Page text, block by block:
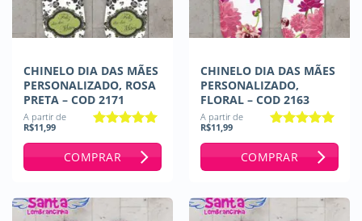
CHINELO DIA DAS MÃES
PERSONALIZADO, ROSA
PRETA – COD 2171
A partir de
R$11,99
COMPRAR
CHINELO DIA DAS MÃES
PERSONALIZADO,
FLORAL – COD 2163
A partir de
R$11,99
COMPRAR